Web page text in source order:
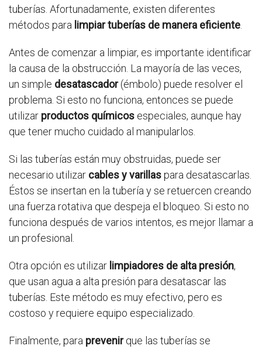
tuberías. Afortunadamente, existen diferentes
métodos para limpiar tuberías de manera eficiente
Antes de comenzar a limpiar, es importante identificar
la causa de la obstrucción. La mayoría de las veces,
un simple desatascador(émbolo) puede resolver el
problema. Si esto no funciona, entonces se puede
utilizar productos químicos especiales, aunque hay
que tener mucho cuidado al manipularlos.
Si las tuberías están muy obstruidas, puede ser
necesario utilizar cables y varillaspara desatascarlas.
Éstos se insertan en la tubería y se retuercen creando
una fuerza rotativa que despeja el bloqueo. Si esto no
funciona después de varios intentos, es mejor llamar a
un profesional.
Otra opción es utilizar limpiadores de alta presión,
que usan agua a alta presión para desatascar las
tuberías. Este método es muy efectivo, pero es
costoso y requiere equipo especializado.
Finalmente, para prevenirque las tuberías se